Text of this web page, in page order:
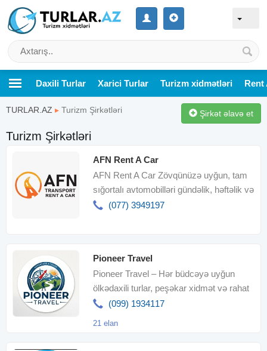
Daxili Turlar Xarici Turlar Turizm xidmətləri Rent
TURLAR.AZ ▸ Turizm Şirkətləri Şirkət əlavə et
Turizm Şirkətləri
AFN Rent A Car
AFN Rent A Car Zövqünüzə uyğun, tam
sığortalı avtomobilləri gündəlik, həftəlik və
aylıq sərfəli qiymətlərl
(077) 3949197
Pioneer Travel
Pioneer Travel – Hər büdcəyə uyğun
ölkədaxili turlar, peşəkar xidmət və rahat
təşkilatla səyahətiniz
(099) 1934117
21 elan